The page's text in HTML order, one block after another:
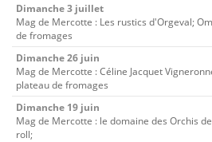
Dimanche 3 juillet
Mag de Mercotte : Les rustics d'Orgeval;
de fromages
Dimanche 26 juin
Mag de Mercotte : Céline Jacquet
plateau de fromages
Dimanche 19 juin
Mag de Mercotte : le domaine des Orchis
roll;